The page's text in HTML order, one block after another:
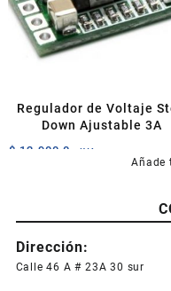
Regulador de Voltaje
Down Ajustable 3A
$ 12.900,0 +IVA
Añade
Dirección:
Calle 46 A # 23A 30 sur